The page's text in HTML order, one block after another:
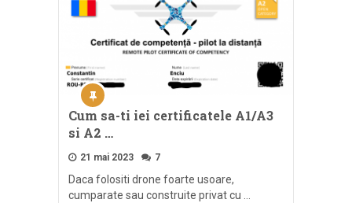
Cum sa-ti iei certificatele A1/A3
si A2 …
21 mai 2023 7
Daca folositi drone foarte usoare,
cumparate sau construite privat cu …